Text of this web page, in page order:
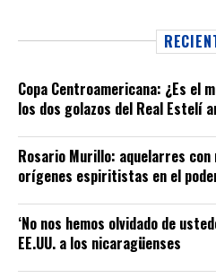
Copa Centroamericana: ¿Es el
los dos golazos del Real Estelí
Rosario Murillo: aquelarres
orígenes espiritistas en el
‘No nos hemos olvidado de
EE.UU. a los nicaragüenses